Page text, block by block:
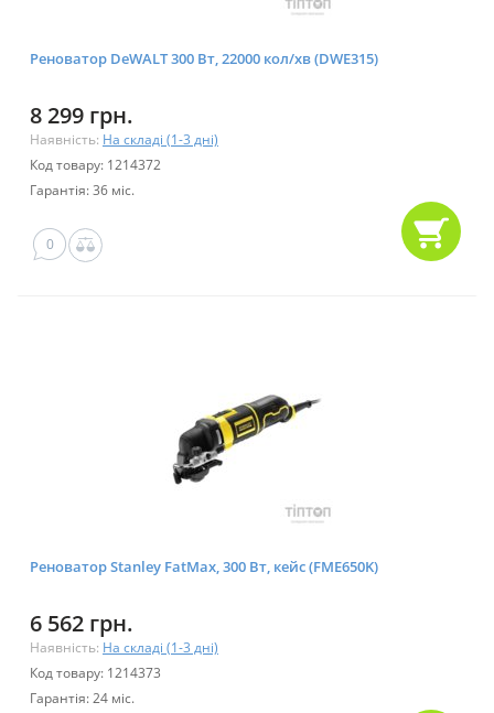
Реноватор DeWALT 300 Bт, 22000 кол/хв (DWE315)
8 299 грн.
Наявність: На складі (1-3 дні)
Код товару: 1214372
Гарантія: 36 міс.
0
Реноватор Stanley FatMax, 300 Вт, кейс (FME650K)
6 562 грн.
Наявність: На складі (1-3 дні)
Код товару: 1214373
Гарантія: 24 міс.